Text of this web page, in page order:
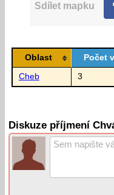
Sdílet mapku
Oblast Počet
Cheb 3
Diskuze příjmení